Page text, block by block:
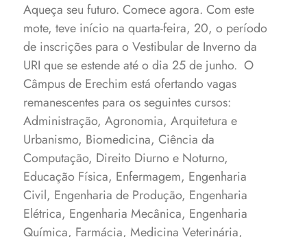
Aqueça seu futuro. Comece agora. Com este
mote, teve início na quarta-feira, 20, o período
de inscrições para o Vestibular de Inverno da
URI que se estende até o dia 25 de junho. O
Câmpus de Erechim está ofertando vagas
remanescentes para os seguintes cursos:
Administração, Agronomia, Arquitetura e
Urbanismo, Biomedicina, Ciência da
Computação, Direito Diurno e Noturno,
Educação Física, Enfermagem, Engenharia
Civil, Engenharia de Produção, Engenharia
Elétrica, Engenharia Mecânica, Engenharia
Química, Farmácia, Medicina Veterinária,